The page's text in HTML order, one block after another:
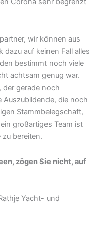
wir können aus
dazu auf keinen Fall alles
bestimmt noch viele
achtsam genug war.
der gerade noch
Auszubildende, die noch
Stammbelegschaft,
großartiges Team ist
zu bereiten.
zögen Sie nicht, auf
Yacht- und